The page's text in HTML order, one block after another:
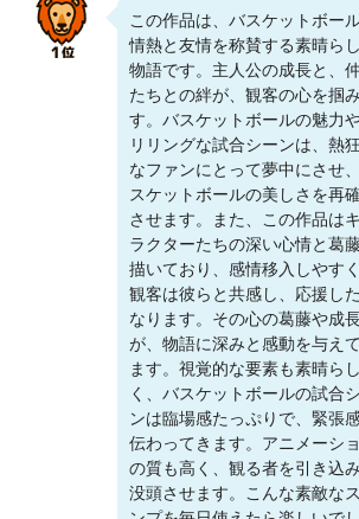
この作品は、バスケットボー
情熱と友情を称賛する素晴ら
物語です。主人公の成長と、
たちとの絆が、観客の心を掴
す。バスケットボールの魅力
リリングな試合シーンは、熱
なファンにとって夢中にさせ
スケットボールの美しさを再
させます。また、この作品は
ラクターたちの深い心情と葛
描いており、感情移入しやすく
観客は彼らと共感し、応援した
なります。その心の葛藤や成
が、物語に深みと感動を与え
ます。視覚的な要素も素晴らし
く、バスケットボールの試合
ンは臨場感たっぷりで、緊張
伝わってきます。アニメーシ
の質も高く、観る者を引き込み
没頭させます。こんな素敵な